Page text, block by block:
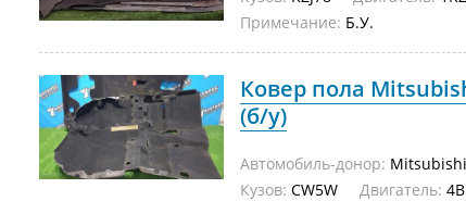
Примечание: Б.У.
Ковер пола
(б/у)
Автомобиль-донор:
Кузов: CW5W Двигатель: